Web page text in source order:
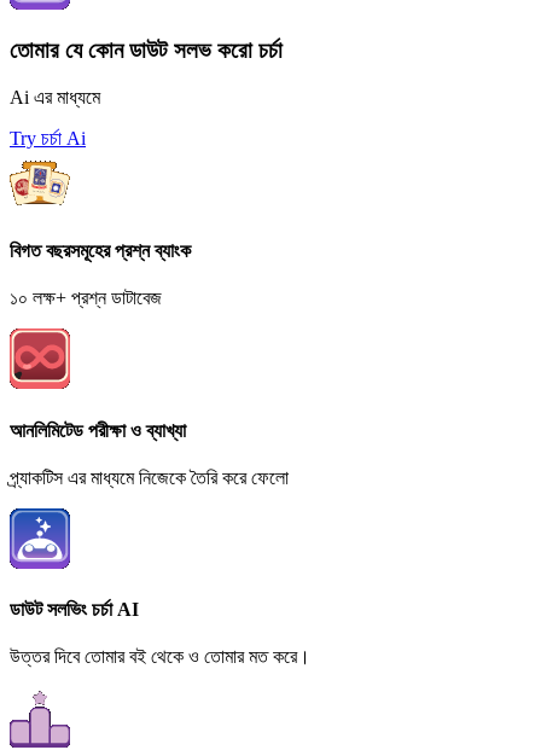
তোমার যে কোন ডাউট সলভ করো চর্চা
Ai এর মাধ্যমে
Try চর্চা Ai
বিগত বছরসমূহের প্রশ্ন ব্যাংক
১০ লক্ষ+ প্রশ্ন ডাটাবেজ
আনলিমিটেড পরীক্ষা ও ব্যাখ্যা
প্র্যাকটিস এর মাধ্যমে নিজেকে তৈরি করে ফেলো
ডাউট সলভিং চর্চা AI
উত্তর দিবে তোমার বই থেকে ও তোমার মত করে।